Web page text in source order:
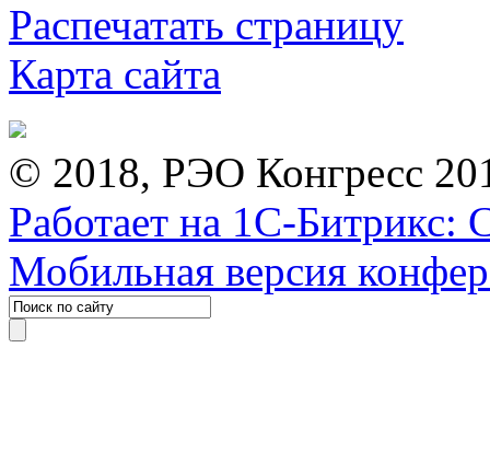
Распечатать страницу
Карта сайта
© 2018, РЭО Конгресс
Работает на 1С-Битрикс:
Мобильная версия